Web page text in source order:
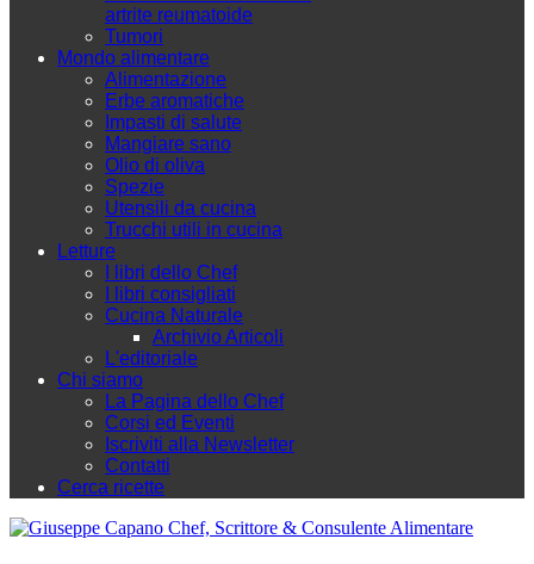
artrite reumatoide
Tumori
Mondo alimentare
Alimentazione
Erbe aromatiche
Impasti di salute
Mangiare sano
Olio di oliva
Spezie
Utensili da cucina
Trucchi utili in cucina
Letture
I libri dello Chef
I libri consigliati
Cucina Naturale
Archivio Articoli
L'editoriale
Chi siamo
La Pagina dello Chef
Corsi ed Eventi
Iscriviti alla Newsletter
Contatti
Cerca ricette